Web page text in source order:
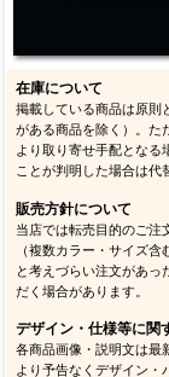
在庫について
掲載している商品は原則
がある商品を除く）。た
より取り寄せ手配となる
ことが判明した場合は代
販売方針について
当店では転売目的のご注
（複数カラー・サイズ
と考えづらい注文があっ
だく場合があります。
デザイン・仕様等に関
各商品画像・説明文は最
より予告なくデザイン・